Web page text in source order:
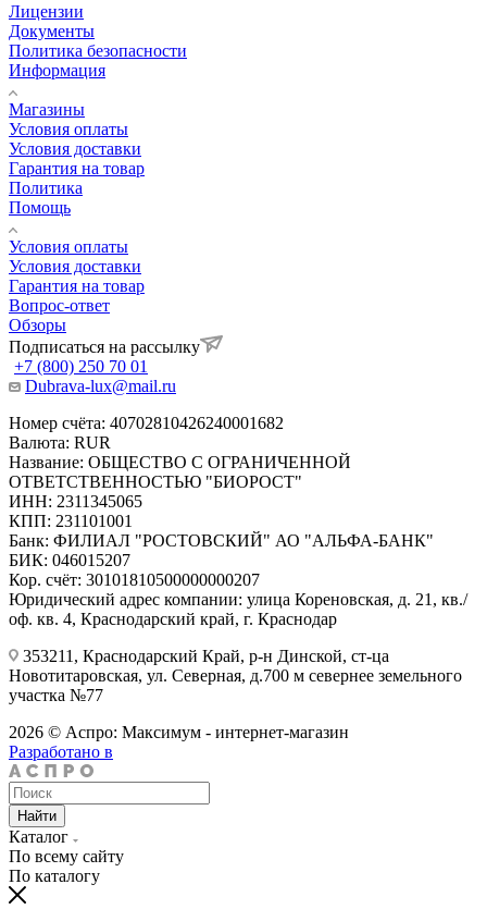
Лицензии
Документы
Политика безопасности
Информация
Магазины
Условия оплаты
Условия доставки
Гарантия на товар
Политика
Помощь
Условия оплаты
Условия доставки
Гарантия на товар
Вопрос-ответ
Обзоры
Подписаться на рассылку
+7 (800) 250 70 01
Dubrava-lux@mail.ru
Номер счёта: 40702810426240001682
Валюта: RUR
Название: ОБЩЕСТВО С ОГРАНИЧЕННОЙ
ОТВЕТСТВЕННОСТЬЮ "БИОРОСТ"
ИНН: 2311345065
КПП: 231101001
Банк: ФИЛИАЛ "РОСТОВСКИЙ" АО "АЛЬФА-БАНК"
БИК: 046015207
Кор. счёт: 30101810500000000207
Юридический адрес компании: улица Кореновская, д. 21, кв./
оф. кв. 4, Краснодарский край, г. Краснодар
353211, Краснодарский Край, р-н Динской, ст-ца
Новотитаровская, ул. Северная, д.700 м севернее земельного
участка №77
2026 © Аспро: Максимум - интернет-магазин
Разработано в
Найти
Каталог
По всему сайту
По каталогу